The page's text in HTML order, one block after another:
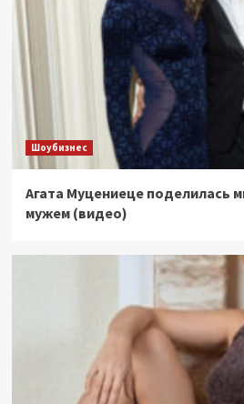
Шоубизнес
Агата Муцениеце поделилась
мужем (видео)